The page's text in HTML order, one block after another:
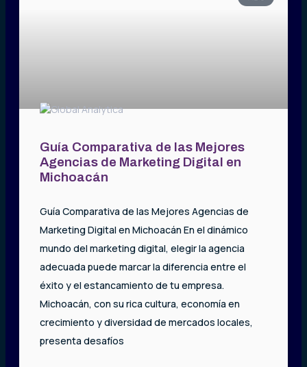
Guía Comparativa de las Mejores
Agencias de Marketing Digital en
Michoacán
Guía Comparativa de las Mejores Agencias de
Marketing Digital en Michoacán En el dinámico
mundo del marketing digital, elegir la agencia
adecuada puede marcar la diferencia entre el
éxito y el estancamiento de tu empresa.
Michoacán, con su rica cultura, economía en
crecimiento y diversidad de mercados locales,
presenta desafíos